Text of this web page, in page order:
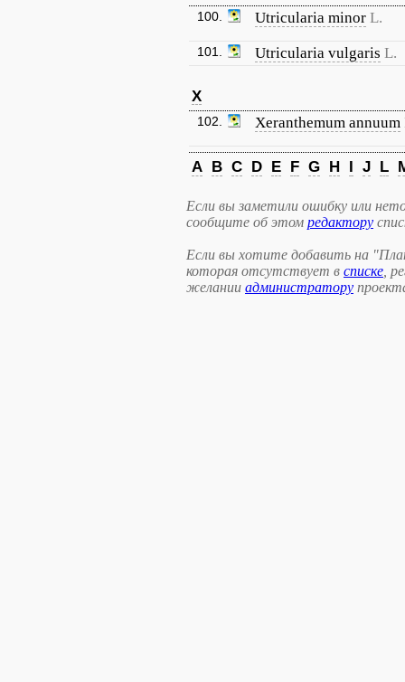
100. Utricularia minor L.
101. Utricularia vulgaris L.
X
102. Xeranthemum annuum
A B C D E F G H I J L
Если вы заметили ошибку или
сообщите об этом редактору
Если вы хотите добавить на
которая отсутствует в списке ,
желании администратору